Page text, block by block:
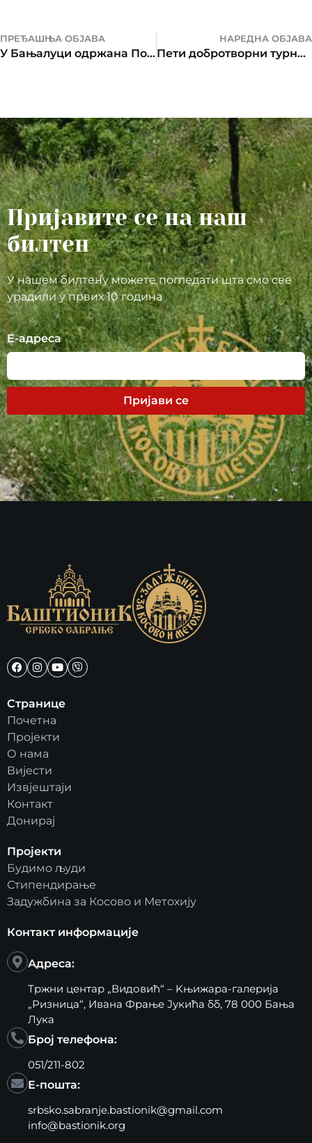
ПРЕЂАШЊА ОБЈАВА
У Бањалуци одржана Породична шетња
НАРЕДНА ОБЈАВА
Пети добротворни турнир у стоном фудбалу
Пријавите се на наш
билтен
У нашем билтену можете погледати шта смо све
урадили у првих 10 година
Е-адреса
Пријави се
Странице
Почетна
Пројекти
О нама
Вијести
Извјештаји
Контакт
Донирај
Пројекти
Будимо људи
Стипендирање
Задужбина за Косово и Метохију
Контакт информације
Адреса:
Тржни центар „Видовић“ – Kњижара-галерија
„Ризница“, Ивана Фрање Јукића бб, 78 000 Бања
Лука
Број телефона:
051/211-802
Е-пошта:
srbsko.sabranje.bastionik@gmail.com
info@bastionik.org